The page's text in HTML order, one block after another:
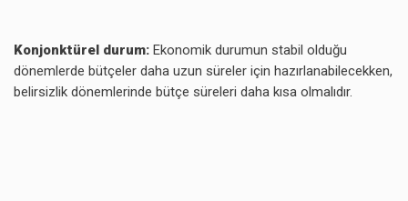
Konjonktürel durum: Ekonomik durumun stabil olduğu
dönemlerde bütçeler daha uzun süreler için hazırlanabilecekken,
belirsizlik dönemlerinde bütçe süreleri daha kısa olmalıdır.